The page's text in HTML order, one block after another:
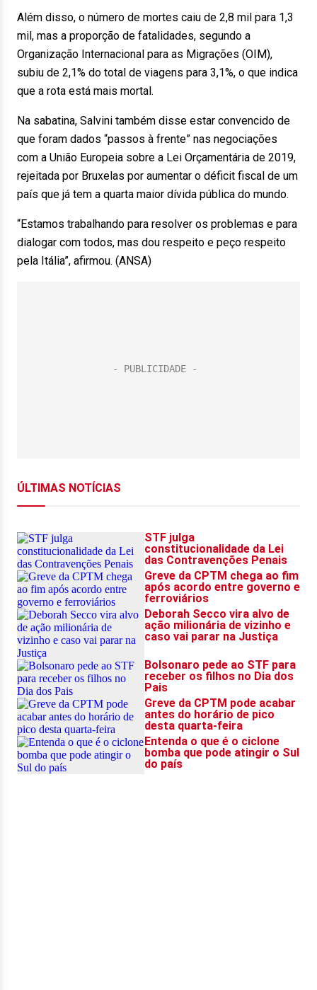
Além disso, o número de mortes caiu de 2,8 mil para 1,3
mil, mas a proporção de fatalidades, segundo a
Organização Internacional para as Migrações (OIM),
subiu de 2,1% do total de viagens para 3,1%, o que indica
que a rota está mais mortal.
Na sabatina, Salvini também disse estar convencido de
que foram dados “passos à frente” nas negociações
com a União Europeia sobre a Lei Orçamentária de 2019,
rejeitada por Bruxelas por aumentar o déficit fiscal de um
país que já tem a quarta maior dívida pública do mundo.
“Estamos trabalhando para resolver os problemas e para
dialogar com todos, mas dou respeito e peço respeito
pela Itália”, afirmou. (ANSA)